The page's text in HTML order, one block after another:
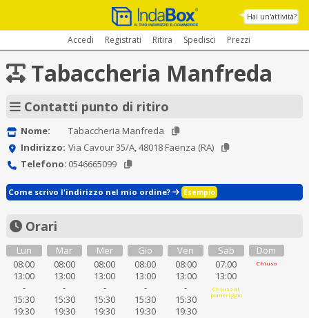
Hai un'attività?
Accedi Registrati Ritira Spedisci Prezzi
Tabaccheria Manfreda
Contatti punto di ritiro
Nome:
Tabaccheria Manfreda
Indirizzo: Via Cavour 35/A, 48018 Faenza (RA)
Telefono: 0546665099
Come scrivo l'indirizzo nel mio ordine? Esempio
Orari
Lun
08:00
13:00
-
15:30
19:30
Mar
08:00
13:00
-
15:30
19:30
Mer
08:00
13:00
-
15:30
19:30
Gio
08:00
13:00
-
15:30
19:30
Ven
08:00
13:00
-
15:30
19:30
Sab
07:00
13:00
Chiuso al
pomeriggio
Dom
Chiuso